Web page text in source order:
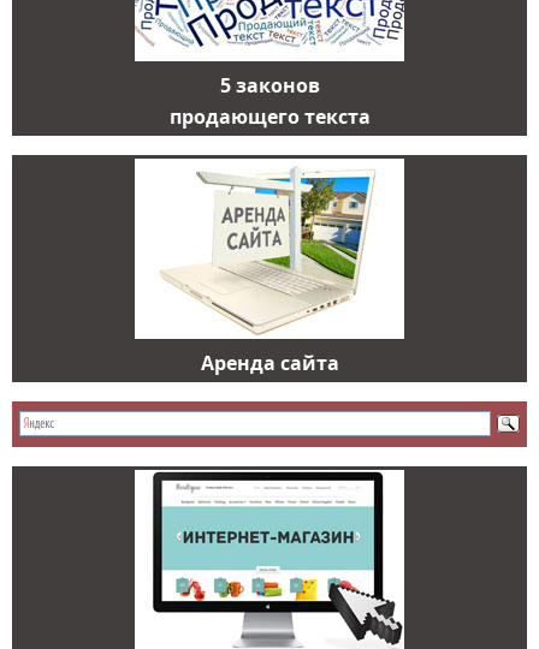
5 законов
продающего текста
Аренда сайта